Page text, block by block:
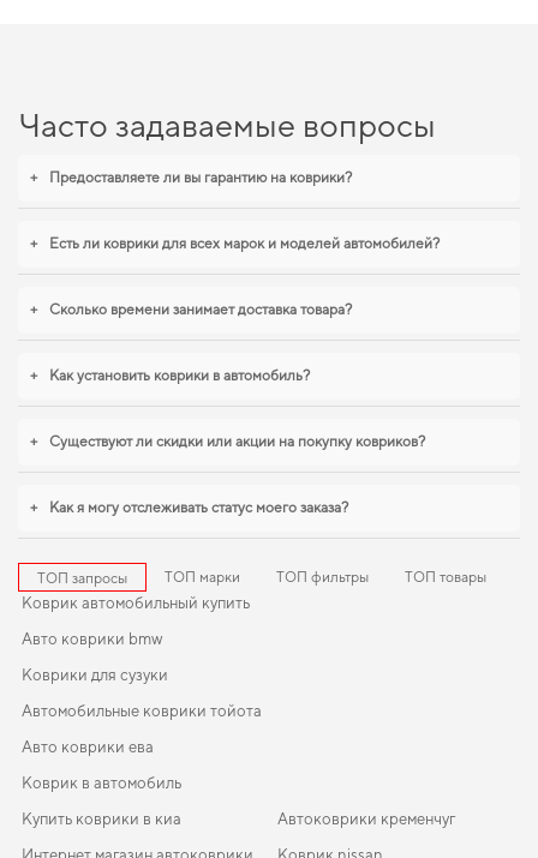
Часто задаваемые вопросы
+ Предоставляете ли вы гарантию на коврики?
+ Есть ли коврики для всех марок и моделей автомобилей?
+ Сколько времени занимает доставка товара?
+ Как установить коврики в автомобиль?
+ Существуют ли скидки или акции на покупку ковриков?
+ Как я могу отслеживать статус моего заказа?
ТОП запросы ТОП марки ТОП фильтры ТОП товары
Коврик автомобильный купить
Авто коврики bmw
Коврики для сузуки
Автомобильные коврики тойота
Авто коврики ева
Коврик в автомобиль
Купить коврики в киа
Автоковрики кременчуг